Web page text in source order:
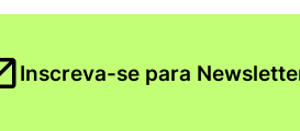
Inscreva-se para